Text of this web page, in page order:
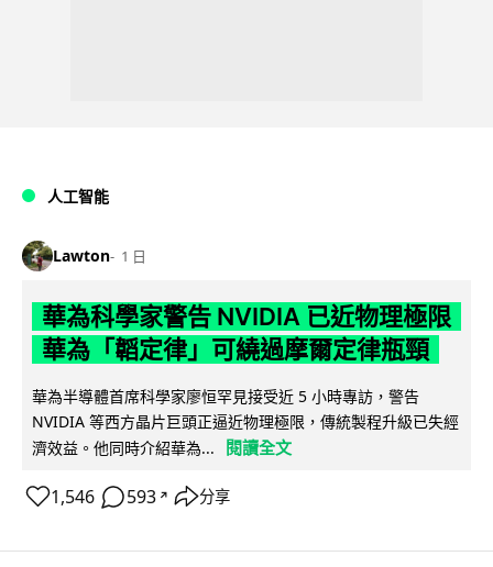
人工智能
Lawton 1 日
華為科學家警告 NVIDIA 已近物理極限
華為「韜定律」可繞過摩爾定律瓶頸
華為半導體首席科學家廖恒罕見接受近 5 小時專訪，警告
NVIDIA 等西方晶片巨頭正逼近物理極限，傳統製程升級已失經
濟效益。他同時介紹華為...
閱讀全文
1,546 593 ↗ 分享